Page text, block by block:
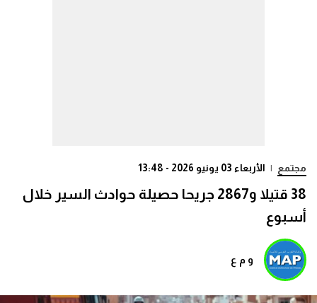
مجتمع | الأربعاء 03 يونيو 2026 - 13:48
38 قتيلا و2867 جريحا حصيلة حوادث السير خلال
أسبوع
و م ع